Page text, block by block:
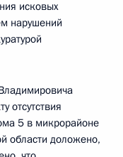
исковых
нарушений
отсутствия
5 в микрорайоне
области доложено,